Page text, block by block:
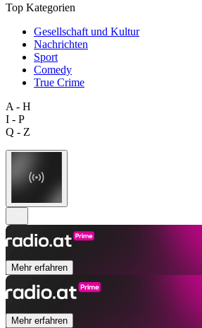
Top Kategorien
Gesellschaft und Kultur
Nachrichten
Sport
Comedy
True Crime
A - H
I - P
Q - Z
Mehr erfahren
Mehr erfahren